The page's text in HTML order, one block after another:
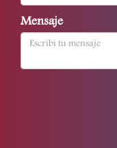
Mensaje